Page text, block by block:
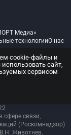
Медиа»
технологииО нас
средств массовой
сфере связи,
(Роскомнадзор)
Животнев.
cookie-файлы и
сайт,
сервисом